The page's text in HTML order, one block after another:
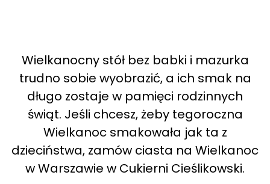
Wielkanocny stół bez babki i mazurka
trudno sobie wyobrazić, a ich smak na
długo zostaje w pamięci rodzinnych
świąt. Jeśli chcesz, żeby tegoroczna
Wielkanoc smakowała jak ta z
dzieciństwa, zamów ciasta na Wielkanoc
w Warszawie w Cukierni Cieślikowski.